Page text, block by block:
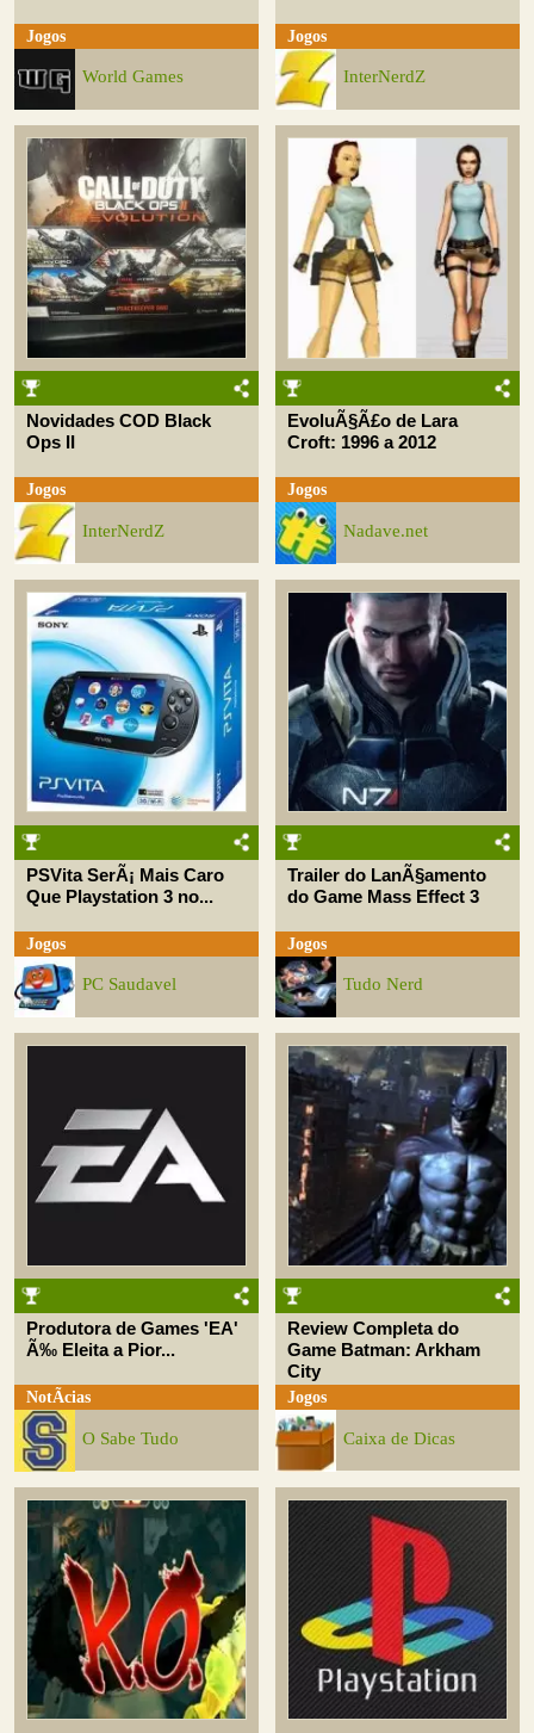
Jogos
World Games
Jogos
InterNerdZ
Novidades COD Black
Ops II
Jogos
InterNerdZ
EvoluÃ§Ã£o de Lara
Croft: 1996 a 2012
Jogos
Nadave.net
PSVita SerÃ¡ Mais Caro
Que Playstation 3 no...
Jogos
PC Saudavel
Trailer do LanÃ§amento
do Game Mass Effect 3
Jogos
Tudo Nerd
Produtora de Games 'EA'
Ã‰ Eleita a Pior...
NotÃ­cias
O Sabe Tudo
Review Completa do
Game Batman: Arkham
City
Jogos
Caixa de Dicas